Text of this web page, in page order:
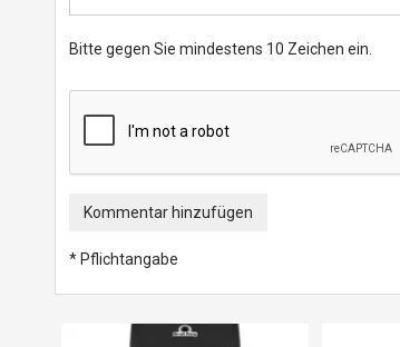
Bitte gegen Sie mindestens 10 Zeichen ein.
Kommentar hinzufügen
* Pflichtangabe